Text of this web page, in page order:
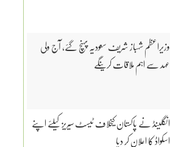
وزیراعظم شہباز شریف سعودیہ پہنچ گئے، آج ولی
عہد سے اہم ملاقات کرینگے
انگلینڈ نے پاکستان کیخلاف ٹیسٹ سیریز کیلئے اپنے
اسکواڈ کا اعلان کر دیا